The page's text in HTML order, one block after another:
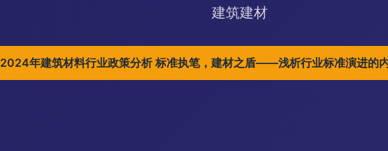
建筑建材
2024年建筑材料行业政策分析 标准执笔，建材之盾——浅析行业标准演进的